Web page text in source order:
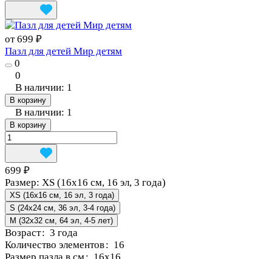
от 699 ₽
Пазл для детей Мир детям
0
0
В наличии: 1
В корзину
В наличии: 1
В корзину
699 ₽
Размер: XS (16x16 см, 16 эл, 3 года)
XS (16x16 см, 16 эл, 3 года)
S (24x24 см, 36 эл, 3-4 года)
M (32x32 см, 64 эл, 4-5 лет)
Возраст: 3 года
Количество элементов: 16